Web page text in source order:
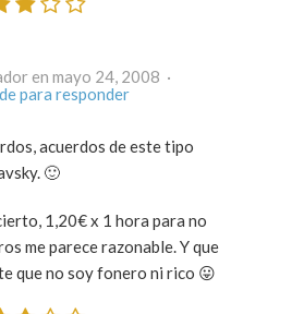
Salvador en mayo 24, 2008 ·
para responder
acuerdos de este tipo
🙂
1,20€ x 1 hora para no
me parece razonable. Y que
que no soy fonero ni rico 😛